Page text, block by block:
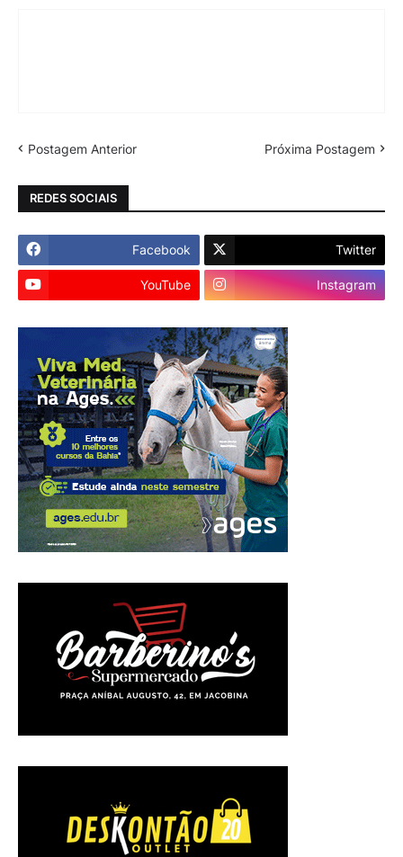
Postagem Anterior Próxima Postagem
REDES SOCIAIS
Facebook Twitter
YouTube Instagram